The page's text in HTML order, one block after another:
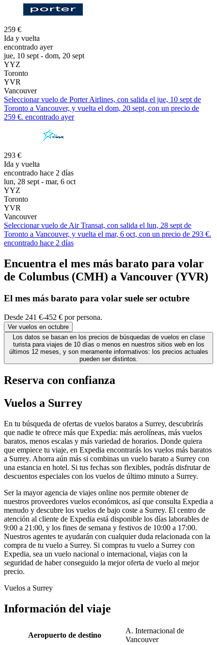
259 €
Ida y vuelta
encontrado ayer
jue, 10 sept - dom, 20 sept
YYZ
Toronto
YVR
Vancouver
Seleccionar vuelo de Porter Airlines, con salida el jue, 10 sept de
Toronto a Vancouver, y vuelta el dom, 20 sept, con un precio de
259 €. encontrado ayer
293 €
Ida y vuelta
encontrado hace 2 días
lun, 28 sept - mar, 6 oct
YYZ
Toronto
YVR
Vancouver
Seleccionar vuelo de Air Transat, con salida el lun, 28 sept de
Toronto a Vancouver, y vuelta el mar, 6 oct, con un precio de 293 €.
encontrado hace 2 días
Encuentra el mes más barato para volar
de Columbus (CMH) a Vancouver (YVR)
El mes más barato para volar suele ser octubre
Desde 241 €-452 € por persona.
Ver vuelos en octubre
Los datos se basan en los precios de búsquedas de vuelos en clase
turista para viajes de 10 días o menos en nuestros sitios web en los
últimos 12 meses, y son meramente informativos: los precios actuales
pueden ser distintos.
Reserva con confianza
Vuelos a Surrey
En tu búsqueda de ofertas de vuelos baratos a Surrey, descubrirás
que nadie te ofrece más que Expedia: más aerolíneas, más vuelos
baratos, menos escalas y más variedad de horarios. Donde quiera
que empiece tu viaje, en Expedia encontrarás los vuelos más baratos
a Surrey. Ahorra aún más si combinas un vuelo barato a Surrey con
una estancia en hotel. Si tus fechas son flexibles, podrás disfrutar de
descuentos especiales con los vuelos de último minuto a Surrey.
Ser la mayor agencia de viajes online nos permite obtener de
nuestros proveedores vuelos económicos, así que consulta Expedia a
menudo y descubre los vuelos de bajo coste a Surrey. El centro de
atención al cliente de Expedia está disponible los días laborables de
9:00 a 21:00, y los fines de semana y festivos de 10:00 a 17:00.
Nuestros agentes te ayudarán con cualquier duda relacionada con la
compra de tu vuelo a Surrey. Si compras tu vuelo a Surrey con
Expedia, sea un vuelo nacional o internacional, viajas con la
seguridad de haber conseguido la mejor oferta de vuelo al mejor
precio.
Vuelos a Surrey
Información del viaje
Aeropuerto de destino
A. Internacional de
Vancouver